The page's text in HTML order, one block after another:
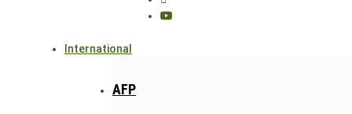
International
AFP